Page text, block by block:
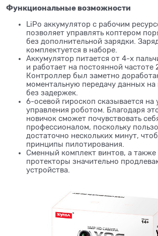
Функциональные возможности
LiPo аккумулятор с рабочим
позволяет управлять коптером
без дополнительной зарядки.
комплектуется в наборе.
Аккумулятор питается от 4-х
и работает на постоянной частоте
Контроллер был заметно
моментальную передачу данных на
без задержек.
6-осевой гироскоп сказывается на
управления роботом. Благодаря
новичок сможет почувствовать
профессионалом, поскольку
достаточно нескольких минут,
принципы пилотирования.
Сменный комплект винтов, а также
протекторы значительно
устройства.